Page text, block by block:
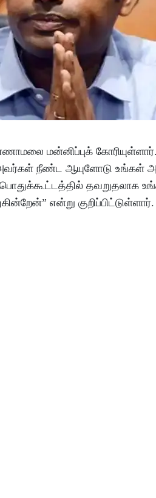
மன்னிப்புக் கோரியுள்ளார்.
நீண்ட ஆயுளோடு உங்கள்
தவறுதலாக
என்று குறிப்பிட்டுள்ளார்.